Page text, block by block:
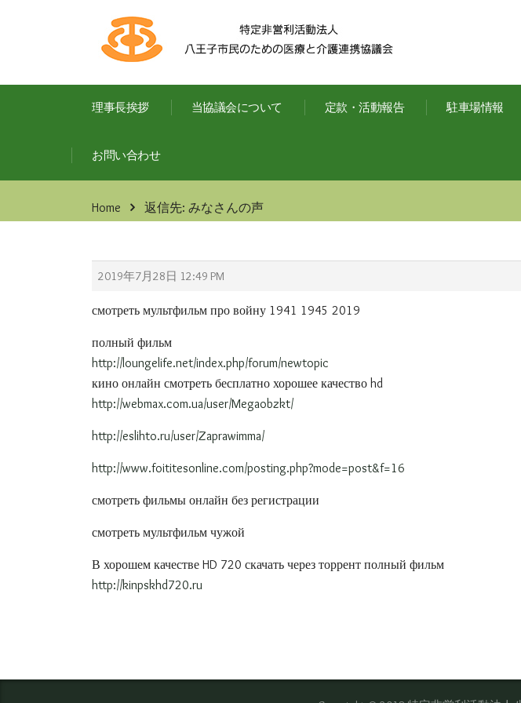
理事長挨拶 当協議会について 定款・活動報告 駐車場情報
お問い合わせ
Home 返信先: みなさんの声
2019年7月28日 12:49 PM
смотреть мультфильм про войну 1941 1945 2019
полный фильм
http://loungelife.net/index.php/forum/newtopic
кино онлайн смотреть бесплатно хорошее качество hd
http://webmax.com.ua/user/Megaobzkt/
http://eslihto.ru/user/Zaprawimma/
http://www.foititesonline.com/posting.php?mode=post&f=16
смотреть фильмы онлайн без регистрации
смотреть мультфильм чужой
В хорошем качестве HD 720 скачать через торрент полный фильм
http://kinpskhd720.ru